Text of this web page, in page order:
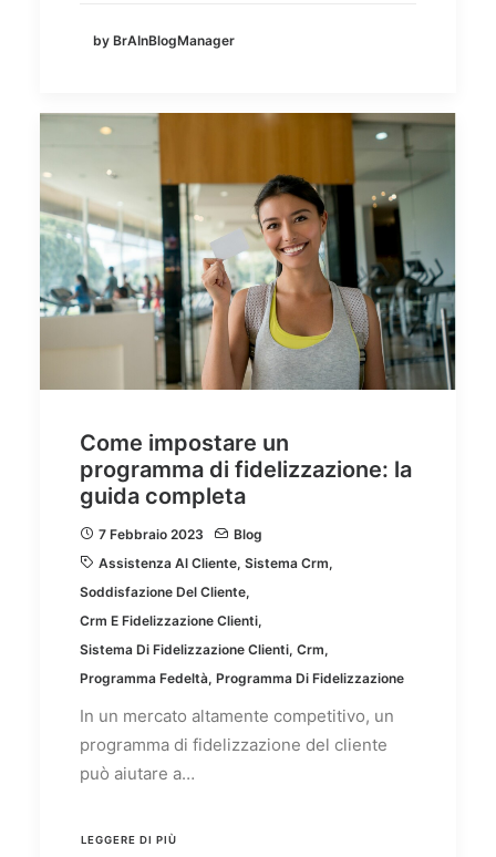
by BrAInBlogManager
Come impostare un
programma di fidelizzazione: la
guida completa
7 Febbraio 2023
Blog
Assistenza Al Cliente, Sistema Crm,
Soddisfazione Del Cliente,
Crm E Fidelizzazione Clienti,
Sistema Di Fidelizzazione Clienti, Crm,
Programma Fedeltà, Programma Di Fidelizzazione
In un mercato altamente competitivo, un
programma di fidelizzazione del cliente
può aiutare a…
LEGGERE DI PIÙ